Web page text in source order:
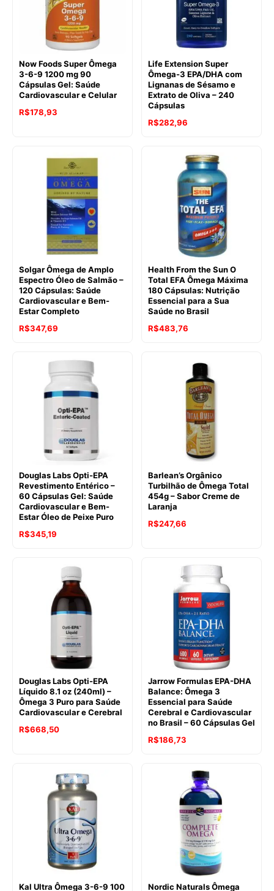
Now Foods Super Ômega
3-6-9 1200 mg 90
Cápsulas Gel: Saúde
Cardiovascular e Celular
R$178,93
Life Extension Super
Ômega-3 EPA/DHA com
Lignanas de Sésamo e
Extrato de Oliva – 240
Cápsulas
R$282,96
Solgar Ômega de Amplo
Espectro Óleo de Salmão –
120 Cápsulas: Saúde
Cardiovascular e Bem-
Estar Completo
R$347,69
Health From the Sun O
Total EFA Ômega Máxima
180 Cápsulas: Nutrição
Essencial para a Sua
Saúde no Brasil
R$483,76
Douglas Labs Opti-EPA
Revestimento Entérico –
60 Cápsulas Gel: Saúde
Cardiovascular e Bem-
Estar Óleo de Peixe Puro
R$345,19
Barlean’s Orgânico
Turbilhão de Ômega Total
454g – Sabor Creme de
Laranja
R$247,66
Douglas Labs Opti-EPA
Líquido 8.1 oz (240ml) –
Ômega 3 Puro para Saúde
Cardiovascular e Cerebral
R$668,50
Jarrow Formulas EPA-DHA
Balance: Ômega 3
Essencial para Saúde
Cerebral e Cardiovascular
no Brasil – 60 Cápsulas Gel
R$186,73
Kal Ultra Ômega 3-6-9 100 Nordic Naturals Ômega